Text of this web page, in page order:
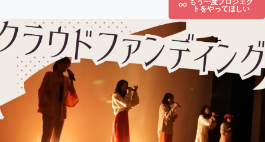
トをやってほしい